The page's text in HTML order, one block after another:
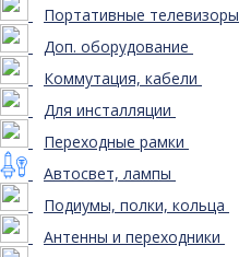
Портативные телевизоры
Доп. оборудование
Коммутация, кабели
Для инсталляции
Переходные рамки
Автосвет, лампы
Подиумы, полки, кольца
Антенны и переходники